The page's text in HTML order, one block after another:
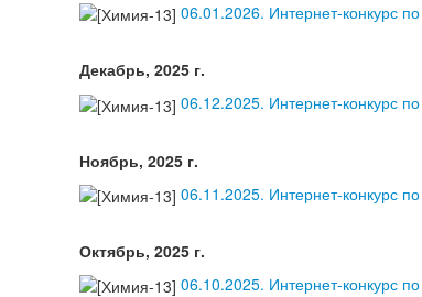
06.01.2026. Интернет-конкурс
Декабрь, 2025 г.
06.12.2025. Интернет-конкурс
Ноябрь, 2025 г.
06.11.2025. Интернет-конкурс
Октябрь, 2025 г.
06.10.2025. Интернет-конкурс